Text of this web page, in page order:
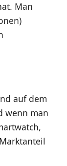
Man
auf dem
wenn man